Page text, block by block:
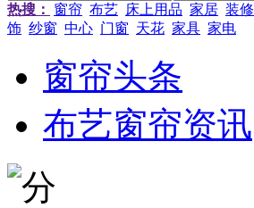
热搜： 窗帘 布艺 床上用品 家居 装修
饰 纱窗 中心 门窗 天花 家具 家电
窗帘头条
布艺窗帘资讯